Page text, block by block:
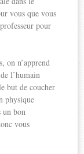
vous que vous
pour
on n’apprend
l’humain
but de coucher
physique
un bon
vous